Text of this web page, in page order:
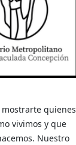
mostrarte quienes
vivimos y que
Nuestro